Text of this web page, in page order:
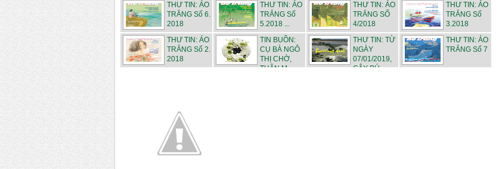
THƯ TIN: ÁO
TRẮNG Số 6.
2018
THƯ TIN: ÁO
TRẮNG Số
5.2018 ...
THƯ TIN: ÁO
TRẮNG SỐ
4/2018
THƯ TIN: ÁO
TRẮNG Số
3.2018
THƯ TIN: ÁO
TRẮNG Số 2.
2018
TIN BUỒN:
CỤ BÀ NGÔ
THỊ CHỜ,
THÂN M...
THƯ TIN: TỪ
NGÀY
07/01/2019,
CÂY BÚ...
THƯ TIN: ÁO
TRẮNG Số 7